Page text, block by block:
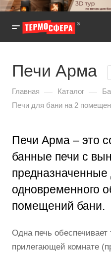
Печи Арма
Главная — Каталог —
Печи для бани на 2
Печи Арма – это
банные печи с
предназначенные
одновременного
помещений бани.
Одна печь обеспечивает
прилегающей комнате